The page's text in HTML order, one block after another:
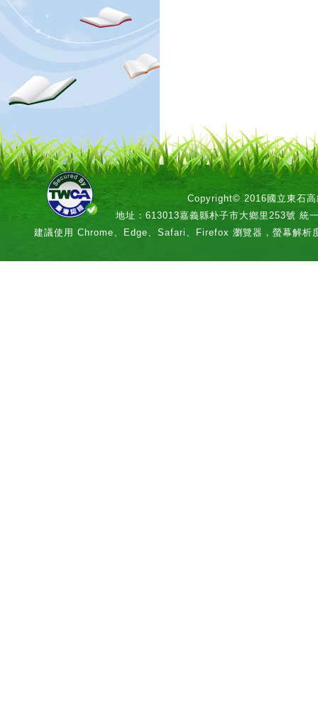
Copyright© 2016國立東石高
地址：613013嘉義縣朴子市大鄉里253號 統
建議使用 Chrome、Edge、Safari、Firefox 瀏覽器，螢幕解